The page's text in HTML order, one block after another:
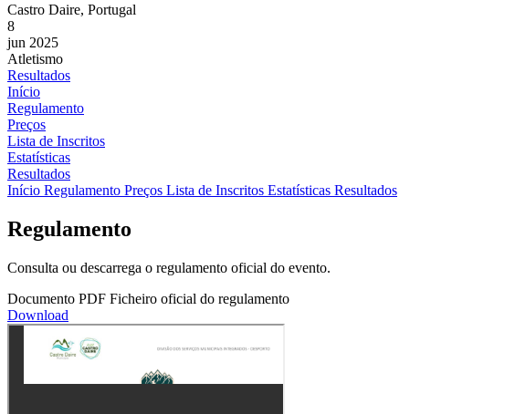
Castro Daire, Portugal
8
jun 2025
Atletismo
Resultados
Início
Regulamento
Preços
Lista de Inscritos
Estatísticas
Resultados
Início Regulamento Preços Lista de Inscritos Estatísticas Resultados
Regulamento
Consulta ou descarrega o regulamento oficial do evento.
Documento PDF Ficheiro oficial do regulamento
Download